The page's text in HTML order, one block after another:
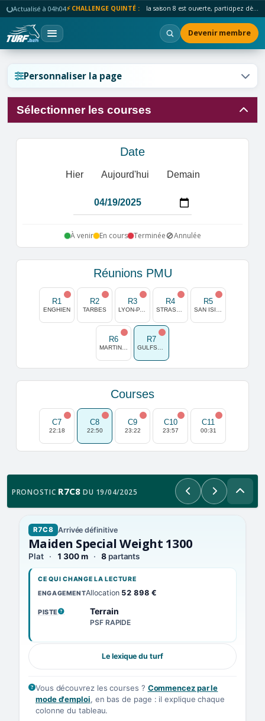
Actualisé à 04h04⚡ CHALLENGE QUINTÉ : la saison 8 est ouverte, participez dès maintenant !
Devenir membre
Personnaliser la page
Sélectionner les courses
Date
Hier Aujourd'hui Demain
À venir En cours Terminée🚫Annulée
Réunions PMU
R1
ENGHIEN
R2
TARBES
R3 R4 R5
R6 R7
Courses
C7
22:18
C8
22:50
C9
23:22
C10
23:57
C11
00:31
PRONOSTIC R7C8 DU 19/04/2025 PrécédentSuivant
R7C8 Arrivée définitive
Maiden Special Weight 1300
Plat 1 300 m 8partants
CE QUI CHANGE LA LECTURE
ENGAGEMENTAllocation 52 898 €
PISTE
, VOIR LA DÉFINITION
Terrain
PSF RAPIDE
Le lexique du turf
Vous découvrez les courses ? Commencez par le
mode d'emploi, en bas de page : il explique chaque
colonne du tableau.
Réinitialiser l'affichage ?
Réinitialiser